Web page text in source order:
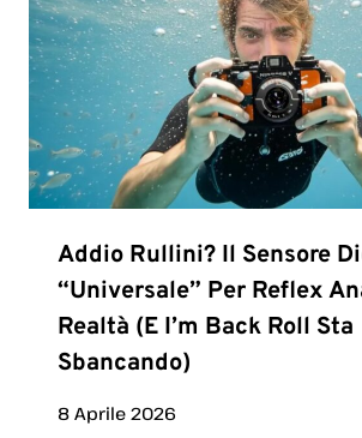
Addio Rullini? Il Sensore
“universale” Per Reflex
Realtà (e I’m Back Roll Sta
Sbancando)
8 Aprile 2026